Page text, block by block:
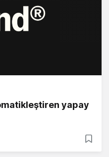
yapay